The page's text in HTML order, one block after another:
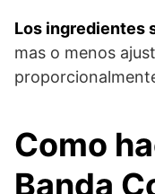
Los ingredientes
mas o menos
Como
Banda